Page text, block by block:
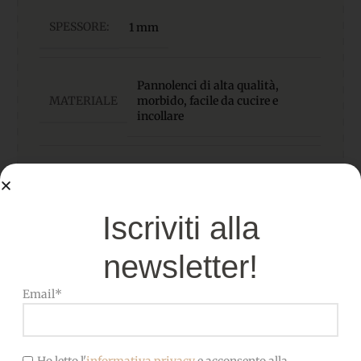
SPESSORE: 1 mm
MATERIALE
Pannolenci di alta qualità,
morbido, facile da cucire e
incollare
Iscriviti alla
newsletter!
Email*